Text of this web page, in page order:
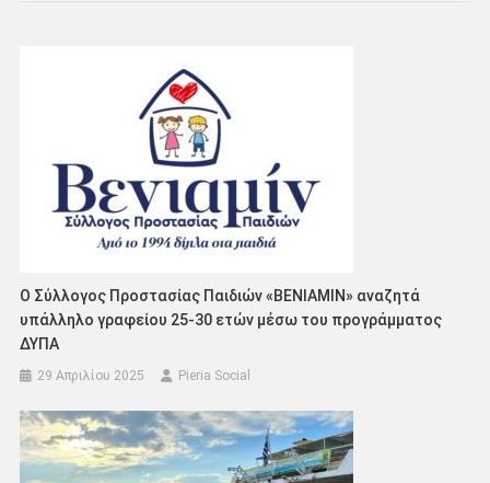
Ο Σύλλογος Προστασίας Παιδιών «ΒΕΝΙΑΜΙΝ» αναζητά
υπάλληλο γραφείου 25-30 ετών μέσω του προγράμματος
ΔΥΠΑ
29 Απριλίου 2025 Pieria Social